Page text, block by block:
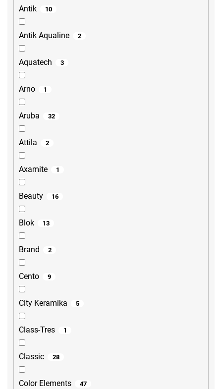
Antik 10
Antik Aqualine 2
Aquatech 3
Arno 1
Aruba 32
Attila 2
Axamite 1
Beauty 16
Blok 13
Brand 2
Cento 9
City Keramika 5
Class-Tres 1
Classic 28
Color Elements 47